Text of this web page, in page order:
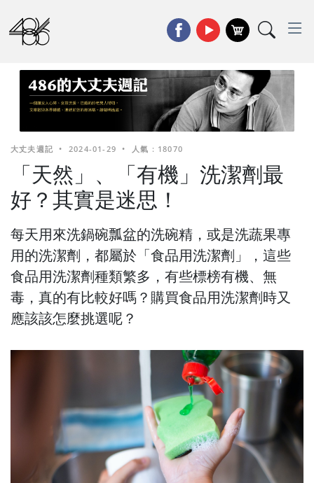
大丈夫週記 • 2024-01-29 • 人氣 : 18070
「天然」、「有機」洗潔劑最
好？其實是迷思！
每天用來洗鍋碗瓢盆的洗碗精，或是洗蔬果專
用的洗潔劑，都屬於「食品用洗潔劑」，這些
食品用洗潔劑種類繁多，有些標榜有機、無
毒，真的有比較好嗎？購買食品用洗潔劑時又
應該該怎麼挑選呢？